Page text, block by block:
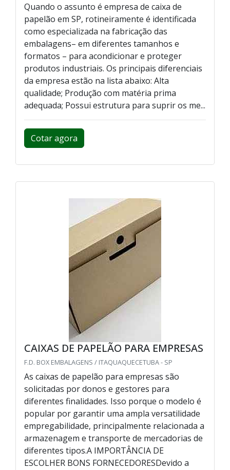
Quando o assunto é empresa de caixa de
papelão em SP, rotineiramente é identificada
como especializada na fabricação das
embalagens– em diferentes tamanhos e
formatos – para acondicionar e proteger
produtos industriais. Os principais diferenciais
da empresa estão na lista abaixo: Alta
qualidade; Produção com matéria prima
adequada; Possui estrutura para suprir os me...
Cotar agora
CAIXAS DE PAPELÃO PARA EMPRESAS
F.D. BOX EMBALAGENS / ITAQUAQUECETUBA - SP
As caixas de papelão para empresas são
solicitadas por donos e gestores para
diferentes finalidades. Isso porque o modelo é
popular por garantir uma ampla versatilidade
empregabilidade, principalmente relacionada a
armazenagem e transporte de mercadorias de
diferentes tipos.A IMPORTÂNCIA DE
ESCOLHER BONS FORNECEDORESDevido a